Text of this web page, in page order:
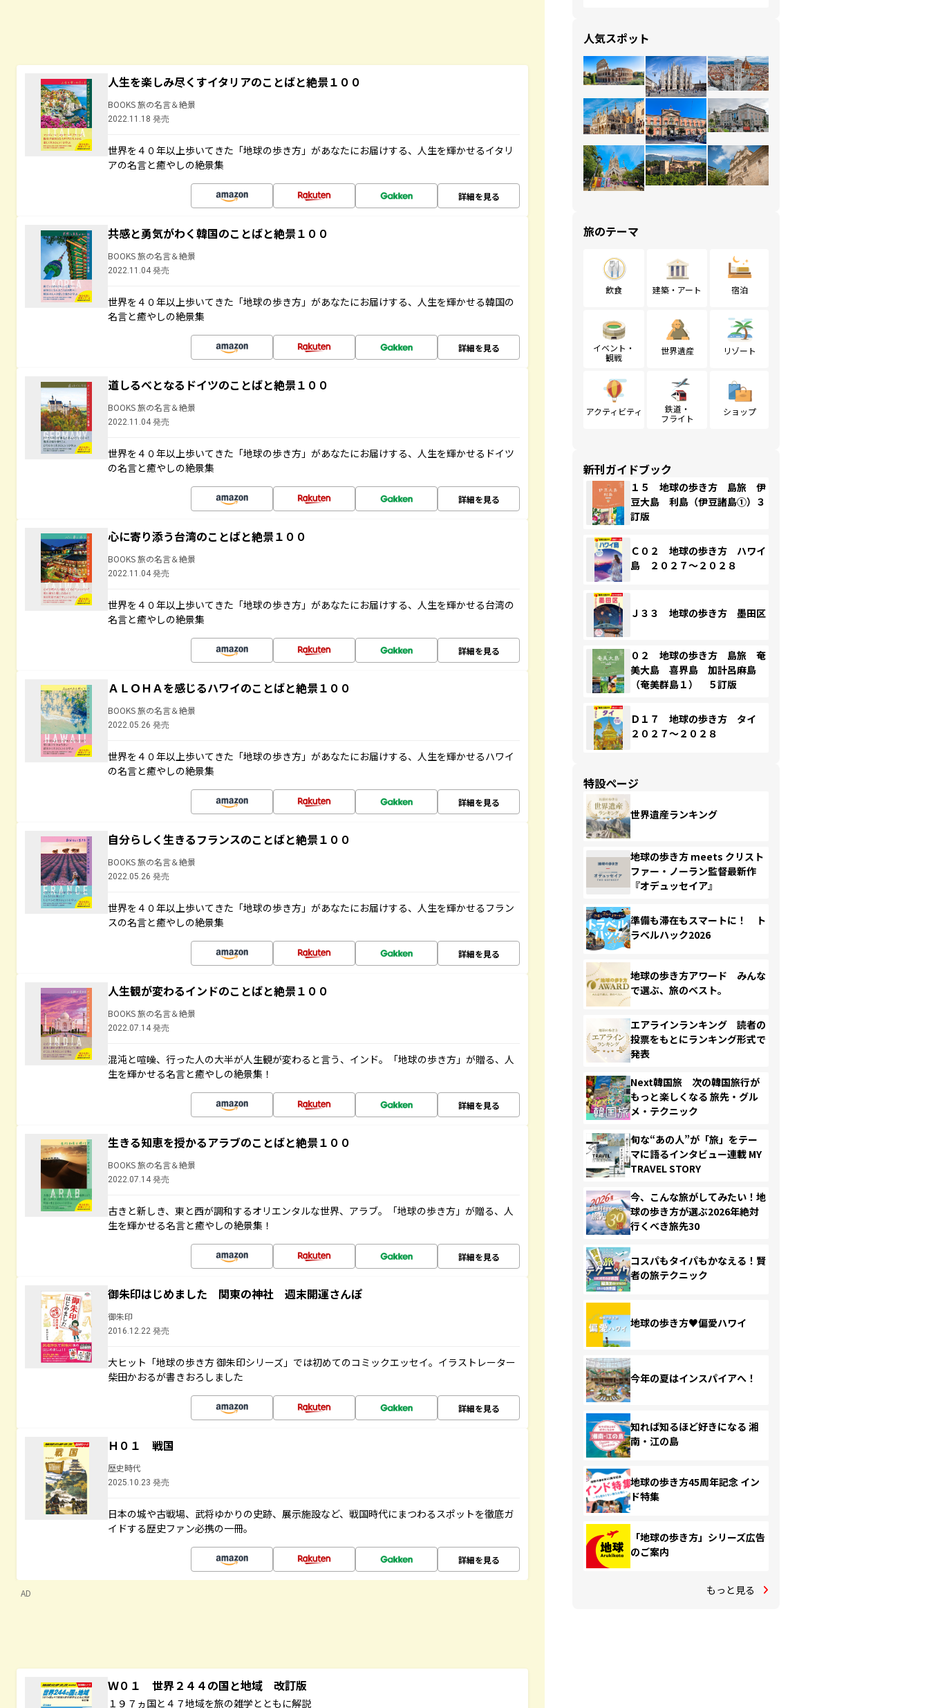
人生を楽しみ尽くすイタリアのことばと絶景１００
BOOKS 旅の名言＆絶景
2022.11.18 発売
世界を４０年以上歩いてきた「地球の歩き方」があなたにお届けする、人生を輝かせるイタリ
アの名言と癒やしの絶景集
詳細を見る
共感と勇気がわく韓国のことばと絶景１００
BOOKS 旅の名言＆絶景
2022.11.04 発売
世界を４０年以上歩いてきた「地球の歩き方」があなたにお届けする、人生を輝かせる韓国の
名言と癒やしの絶景集
詳細を見る
道しるべとなるドイツのことばと絶景１００
BOOKS 旅の名言＆絶景
2022.11.04 発売
世界を４０年以上歩いてきた「地球の歩き方」があなたにお届けする、人生を輝かせるドイツ
の名言と癒やしの絶景集
詳細を見る
心に寄り添う台湾のことばと絶景１００
BOOKS 旅の名言＆絶景
2022.11.04 発売
世界を４０年以上歩いてきた「地球の歩き方」があなたにお届けする、人生を輝かせる台湾の
名言と癒やしの絶景集
詳細を見る
ＡＬＯＨＡを感じるハワイのことばと絶景１００
BOOKS 旅の名言＆絶景
2022.05.26 発売
世界を４０年以上歩いてきた「地球の歩き方」があなたにお届けする、人生を輝かせるハワイ
の名言と癒やしの絶景集
詳細を見る
自分らしく生きるフランスのことばと絶景１００
BOOKS 旅の名言＆絶景
2022.05.26 発売
世界を４０年以上歩いてきた「地球の歩き方」があなたにお届けする、人生を輝かせるフラン
スの名言と癒やしの絶景集
詳細を見る
人生観が変わるインドのことばと絶景１００
BOOKS 旅の名言＆絶景
2022.07.14 発売
混沌と喧噪、行った人の大半が人生観が変わると言う、インド。「地球の歩き方」が贈る、人
生を輝かせる名言と癒やしの絶景集！
詳細を見る
生きる知恵を授かるアラブのことばと絶景１００
BOOKS 旅の名言＆絶景
2022.07.14 発売
古きと新しき、東と西が調和するオリエンタルな世界、アラブ。「地球の歩き方」が贈る、人
生を輝かせる名言と癒やしの絶景集！
詳細を見る
御朱印はじめました 関東の神社 週末開運さんぽ
御朱印
2016.12.22 発売
大ヒット「地球の歩き方 御朱印シリーズ」では初めてのコミックエッセイ。イラストレーター
柴田かおるが書きおろしました
詳細を見る
Ｈ０１ 戦国
歴史時代
2025.10.23 発売
日本の城や古戦場、武将ゆかりの史跡、展示施設など、戦国時代にまつわるスポットを徹底ガ
イドする歴史ファン必携の一冊。
詳細を見る
AD
Ｗ０１ 世界２４４の国と地域 改訂版
１９７ヵ国と４７地域を旅の雑学とともに解説
人気スポット
旅のテーマ
飲食 建築・アート 宿泊
イベント・
観戦
世界遺産 リゾート
アクティビティ
鉄道・
フライト
ショップ
新刊ガイドブック
１５ 地球の歩き方 島旅 伊
豆大島 利島（伊豆諸島①）３
訂版
Ｃ０２ 地球の歩き方 ハワイ
島 ２０２７～２０２８
Ｊ３３ 地球の歩き方 墨田区
０２ 地球の歩き方 島旅 奄
美大島 喜界島 加計呂麻島
（奄美群島１） ５訂版
Ｄ１７ 地球の歩き方 タイ
２０２７～２０２８
特設ページ
世界遺産ランキング
地球の歩き方 meets クリスト
ファー・ノーラン監督最新作
『オデュッセイア』
準備も滞在もスマートに！ ト
ラベルハック2026
地球の歩き方アワード みんな
で選ぶ、旅のベスト。
エアラインランキング 読者の
投票をもとにランキング形式で
発表
Next韓国旅 次の韓国旅行が
もっと楽しくなる 旅先・グル
メ・テクニック
旬な“あの人”が「旅」をテー
マに語るインタビュー連載 MY
TRAVEL STORY
今、こんな旅がしてみたい！地
球の歩き方が選ぶ2026年絶対
行くべき旅先30
コスパもタイパもかなえる！賢
者の旅テクニック
地球の歩き方♥偏愛ハワイ
今年の夏はインスパイアへ！
知れば知るほど好きになる 湘
南・江の島
地球の歩き方45周年記念 イン
ド特集
「地球の歩き方」シリーズ広告
のご案内
もっと見る